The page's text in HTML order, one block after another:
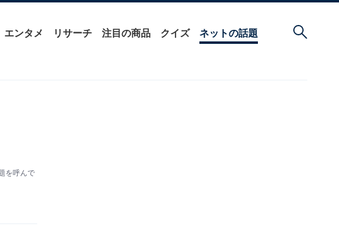
エンタメ リサーチ 注目の商品 クイズ ネットの話題
を呼んで